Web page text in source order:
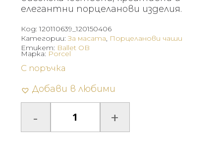
елегантни порцеланови изделия.
Код:120110639_120150406
Категории:За масата, Порцеланови чаши
Етикет: Ballet OB
С поръчка
Добави в любими
Марка: Porcel